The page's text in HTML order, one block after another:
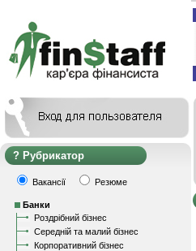
Рубрикатор
Вакансії Резюме
Банки
Роздрібний бізнес
Середній та малий бізнес
Корпоративний бізнес